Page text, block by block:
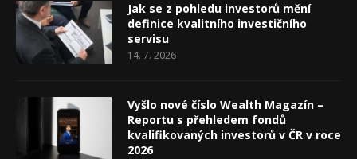
Jak se z pohledu investorů mění
definice kvalitního investičního
servisu
14. 7. 2026
Vyšlo nové číslo Wealth Magazín –
Reportu s přehledem fondů
kvalifikovaných investorů v ČR v roce
2026